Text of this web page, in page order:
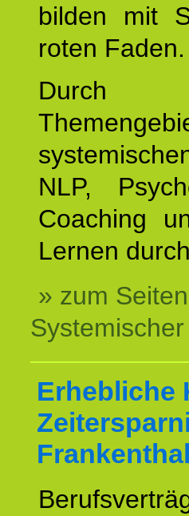
bilden mit
roten Faden.
Durch
NLP,
Coaching
Lernen
» zum
Erhebliche